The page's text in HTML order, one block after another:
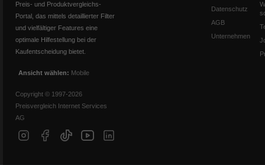
Preis- und Produktvergleichs-
Portal, das mittels detaillierter Filter
und vielfältiger Features eine
optimale Hilfestellung bei der
Kaufentscheidung bietet.
Ansicht wählen: Mobile
Copyright © 1997-2026
Preisvergleich Internet Services
AG
Datenschutz
AGB
Unternehmen